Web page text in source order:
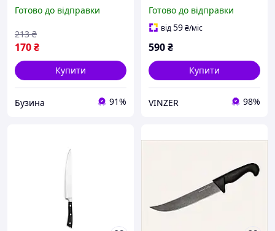
Готово до відправки
170₴
213 ₴
Купити
Бузина 91%
Готово до відправки
від59₴/міс
590₴
Купити
VINZER 98%